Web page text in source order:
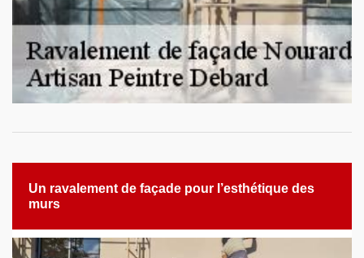
Un ravalement de façade pour l’esthétique des
murs